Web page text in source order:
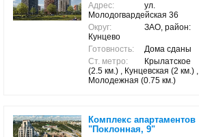
Адрес:
ул.
Молодогвардейская 36
Округ:
ЗАО, район:
Кунцево
Готовность:
Дома сданы
Ст. метро:
Крылатское
(2.5 км.) , Кунцевская (2 км.) ,
Молодежная (0.75 км.)
Комплекс апартаментов
"Поклонная, 9"